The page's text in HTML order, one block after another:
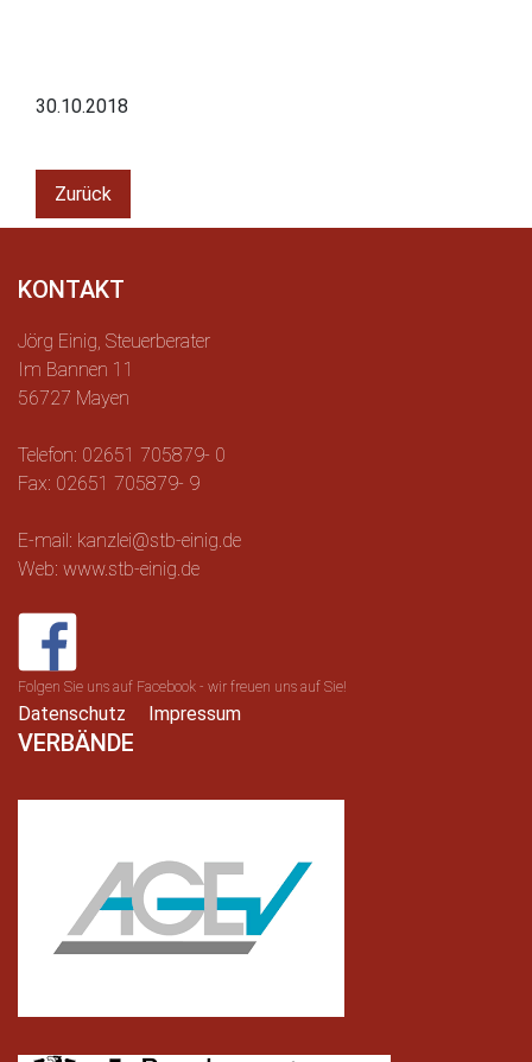
30.10.2018
Zurück
KONTAKT
Jörg Einig, Steuerberater
Im Bannen 11
56727 Mayen
Telefon: 02651 705879- 0
Fax: 02651 705879- 9
E-mail: kanzlei@stb-einig.de
Web: www.stb-einig.de
Folgen Sie uns auf Facebook - wir freuen uns auf Sie!
Datenschutz Impressum
VERBÄNDE